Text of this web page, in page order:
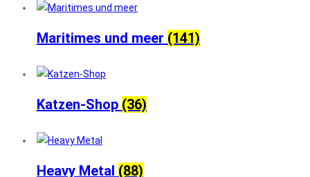
Maritimes und meer (141)
Katzen-Shop (36)
Heavy Metal (88)